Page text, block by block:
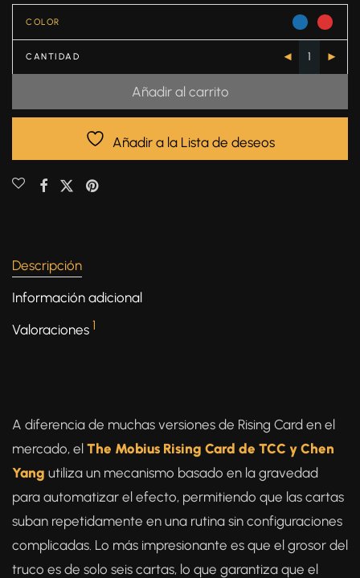
COLOR
CANTIDAD
Añadir al carrito
Añadir a la Lista de deseos
Descripción
Información adicional
Valoraciones 1
A diferencia de muchas versiones de Rising Card en el
mercado, el The Mobius Rising Card de TCC y Chen
Yang utiliza un mecanismo basado en la gravedad
para automatizar el efecto, permitiendo que las cartas
suban repetidamente en una rutina sin configuraciones
complicadas. Lo más impresionante es que el grosor del
truco es de solo seis cartas, lo que garantiza que el